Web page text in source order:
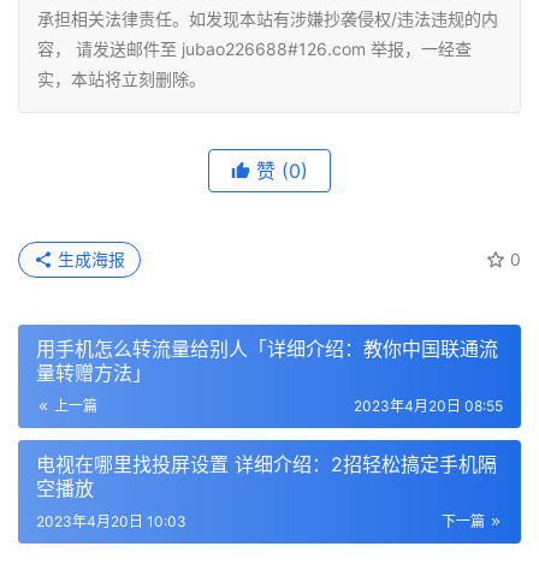
承担相关法律责任。如发现本站有涉嫌抄袭侵权/违法违规的内
容， 请发送邮件至 jubao226688#126.com 举报，一经查
实，本站将立刻删除。
赞 (0)
0
生成海报
用手机怎么转流量给别人「详细介绍：教你中国联通流
量转赠方法」
上一篇 2023年4月20日 08:55
电视在哪里找投屏设置 详细介绍：2招轻松搞定手机隔
空播放
下一篇
2023年4月20日 10:03